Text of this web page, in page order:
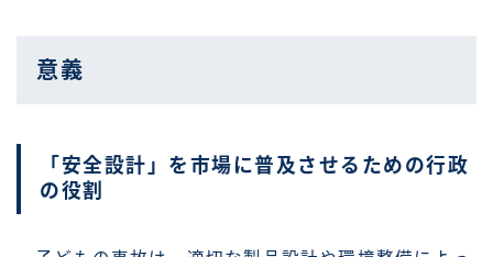
意義
「安全設計」を市場に普及させるための行政
の役割